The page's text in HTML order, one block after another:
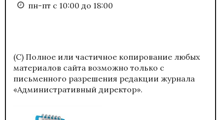
пн-пт с 10:00 до 18:00
(С) Полное или частичное копирование любых
материалов сайта возможно только с
письменного разрешения редакции журнала
«Административный директор».